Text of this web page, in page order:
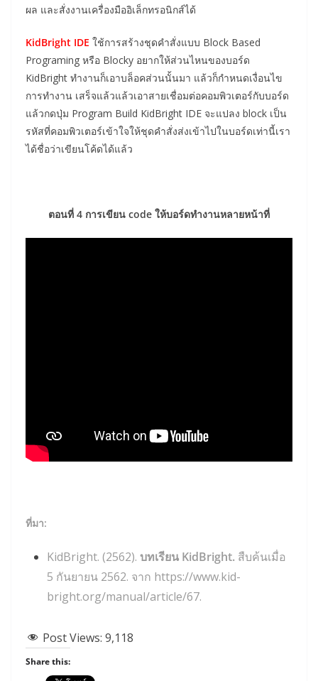
ผล และสั่งงานเครื่องมืออิเล็กทรอนิกส์ได้
KidBright IDE ใช้การสร้างชุดคำสั่งแบบ Block Based
Programing หรือ Blocky อยากให้ส่วนไหนของบอร์ด
KidBright ทำงานก็เอาบล็อคส่วนนั้นมา แล้วก็กำหนดเงื่อนไข
การทำงาน เสร็จแล้วแล้วเอาสายเชื่อมต่อคอมพิวเตอร์กับบอร์ด
แล้วกดปุ่ม Program Build KidBright IDE จะแปลง block เป็น
รหัสที่คอมพิวเตอร์เข้าใจให้ชุดคำสั่งส่งเข้าไปในบอร์ดเท่านี้เรา
ได้ชื่อว่าเขียนโค้ดได้แล้ว
ตอนที่ 4 การเขียน code ให้บอร์ดทำงานหลายหน้าที่
ที่มา:
KidBright. (2562). บทเรียน KidBright. สืบค้นเมื่อ
5 กันยายน 2562. จาก https://www.kid-
bright.org/manual/article/67.
Post Views: 9,118
Share this: